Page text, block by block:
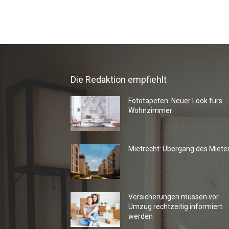
Die Redaktion empfiehlt
Fototapeten: Neuer Look fürs
Wohnzimmer
Mietrecht: Übergang des
Versicherungen müssen vor
Umzug rechtzeitig informiert
werden